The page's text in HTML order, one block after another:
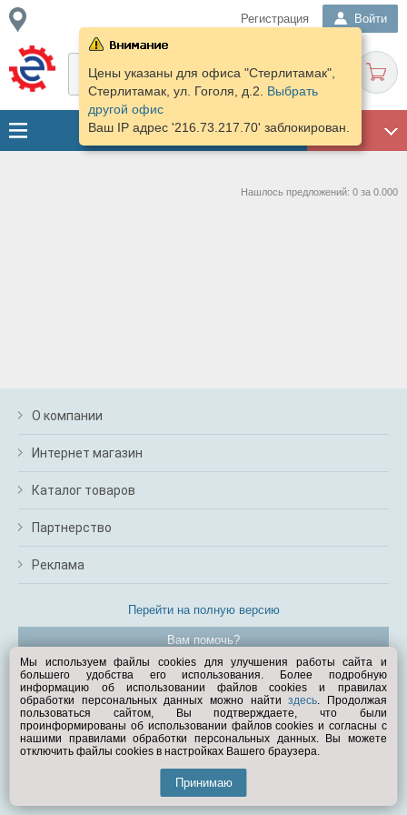
Регистрация Войти
ГАРАЖ
Цены указаны для офиса "Стерлитамак",
Стерлитамак, ул. Гоголя, д.2. Выбрать
другой офис
Ваш IP адрес '216.73.217.70' заблокирован.
Нашлось предложений: 0 за 0.000
О компании
Интернет магазин
Каталог товаров
Партнерство
Реклама
Перейти на полную версию
Вам помочь?
© Exist.ru 1998—2026
Мы используем файлы cookies для улучшения работы сайта и
большего удобства его использования. Более подробную
информацию об использовании файлов cookies и правилах
обработки персональных данных можно найтиздесь. Продолжая
пользоваться сайтом, Вы подтверждаете, что были
проинформированы об использовании файлов cookies и согласны с
нашими правилами обработки персональных данных. Вы можете
отключить файлы cookies в настройках Вашего браузера.
Принимаю